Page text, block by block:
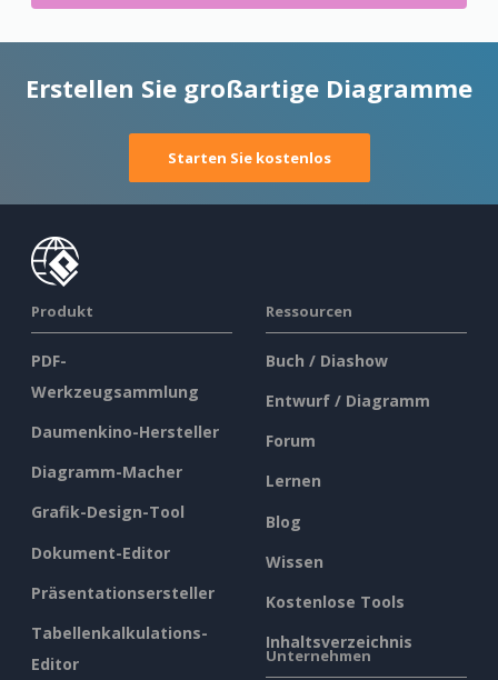
Erstellen Sie großartige Diagramme
Starten Sie kostenlos
Produkt
PDF-
Werkzeugsammlung
Daumenkino-Hersteller
Diagramm-Macher
Grafik-Design-Tool
Dokument-Editor
Präsentationsersteller
Tabellenkalkulations-
Editor
Ressourcen
Buch / Diashow
Entwurf / Diagramm
Forum
Lernen
Blog
Wissen
Kostenlose Tools
Inhaltsverzeichnis
Unternehmen